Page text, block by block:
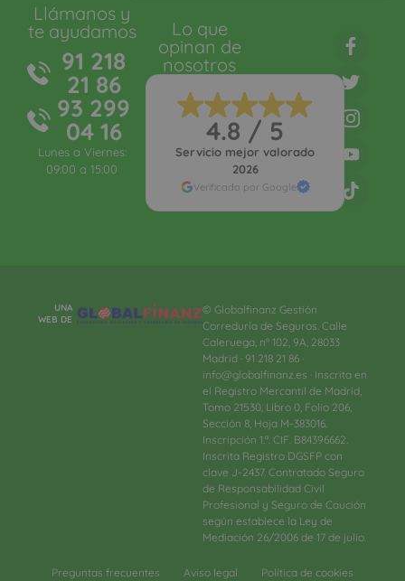
Lo que
opinan de
nosotros
4.8 / 5
Servicio mejor valorado
2026
Verificado por Google
Llámanos y
te ayudamos
91 218
21 86
93 299
04 16
Lunes a Viernes:
09:00 a 15:00
UNA
WEB DE
© Globalfinanz Gestión
Correduría de Seguros. Calle
Caleruega, nº 102, 9A, 28033
Madrid · 91 218 21 86 ·
info@globalfinanz.es · Inscrita en
el Registro Mercantil de Madrid,
Tomo 21530, Libro 0, Folio 206,
Sección 8, Hoja M-383016.
Inscripción 1.ª. CIF. B84396662.
Inscrita Registro DGSFP con
clave J-2437. Contratado Seguro
de Responsabilidad Civil
Profesional y Seguro de Caución
según establece la Ley de
Mediación 26/2006 de 17 de julio.
Preguntas frecuentes Aviso legal Política de cookies